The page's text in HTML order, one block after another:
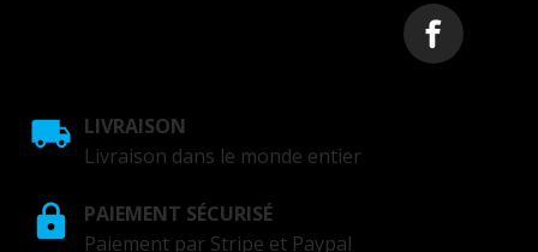
LIVRAISON
Livraison dans le monde entier
PAIEMENT SÉCURISÉ
Paiement par Stripe et Paypal